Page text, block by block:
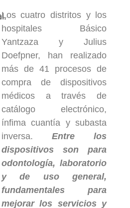
Los cuatro distritos y los
hospitales Básico
Yantzaza y Julius
Doefpner, han realizado
más de 41 procesos de
compra de dispositivos
médicos a través de
catálogo electrónico,
ínfima cuantía y subasta
inversa. Entre los
dispositivos son para
odontología, laboratorio
y de uso general,
fundamentales para
mejorar los servicios y